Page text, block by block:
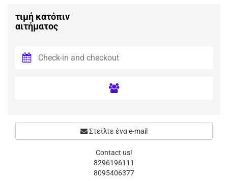
τιμή κατόπιν
αιτήματος
Στείλτε ένα e-mail
Contact us!
8296196111
8095406377